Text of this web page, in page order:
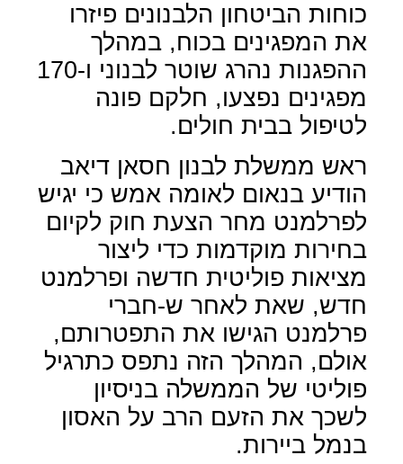
כוחות הביטחון הלבנונים פיזרו
את המפגינים בכוח, במהלך
ההפגנות נהרג שוטר לבנוני ו-170
מפגינים נפצעו, חלקם פונה
לטיפול בבית חולים.
ראש ממשלת לבנון חסאן דיאב
הודיע בנאום לאומה אמש כי יגיש
לפרלמנט מחר הצעת חוק לקיום
בחירות מוקדמות כדי ליצור
מציאות פוליטית חדשה ופרלמנט
חדש, שאת לאחר ש-חברי
פרלמנט הגישו את התפטרותם,
אולם, המהלך הזה נתפס כתרגיל
פוליטי של הממשלה בניסיון
לשכך את הזעם הרב על האסון
בנמל ביירות.